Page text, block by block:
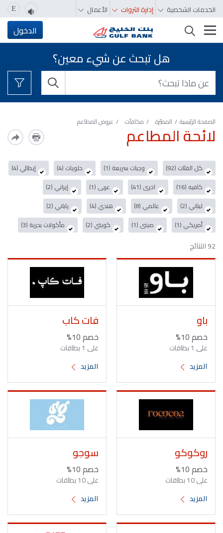
الخدمات الشخصية إدارة الثروات الأعمال E
تغيير التصفّح الدخول
هل تبحث عن شيء معين؟
الصفحة الرئيسية المميّزة‬‬‬‬‬‬‬‬‬‬ مكافآت عروض المطاعم
لائحة المطاعم
كل الفئات (92) وجبات سريعة (1) حلويات (4)
إيطالي (4)
كافيه (16)
اخرى (41) عربى (1)
إيراني (2)
لبناني (2)
عالمي (8) هندي (4)
ياباني (2)
أمريكي (1)
صينى (1) كويتي (2) مأكولات بحرية (3)
92 النتائج
باو
خصم 10%
على 1 بطاقات
المزيد
فات كاب
خصم 10%
على 1 بطاقات
المزيد
روكوكو
خصم 10%
على 10 بطاقات
المزيد
سوجو
خصم 10%
على 10 بطاقات
المزيد